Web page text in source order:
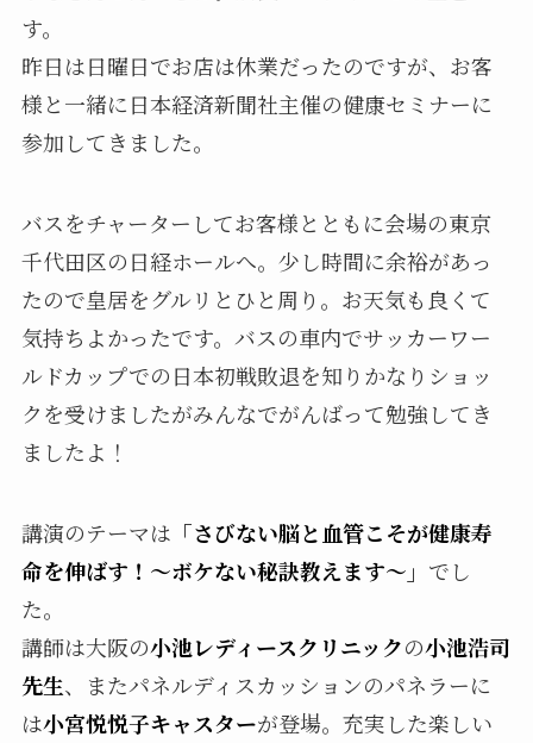
す。
昨日は日曜日でお店は休業だったのですが、お客
様と一緒に日本経済新聞社主催の健康セミナーに
参加してきました。
バスをチャーターしてお客様とともに会場の東京
千代田区の日経ホールへ。少し時間に余裕があっ
たので皇居をグルリとひと周り。お天気も良くて
気持ちよかったです。バスの車内でサッカーワー
ルドカップでの日本初戦敗退を知りかなりショッ
クを受けましたがみんなでがんばって勉強してき
ましたよ！
講演のテーマは 「さびない脳と血管こそが健康寿
命を伸ばす！～ボケない秘訣教えます～」 でし
た。
講師は大阪の小池レディースクリニックの小池浩司
先生、またパネルディスカッションのパネラーに
は小宮悦悦子キャスターが登場。充実した楽しい